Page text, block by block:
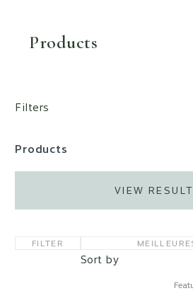
Products
Filters
Products
VIEW
FILTER
Sort by